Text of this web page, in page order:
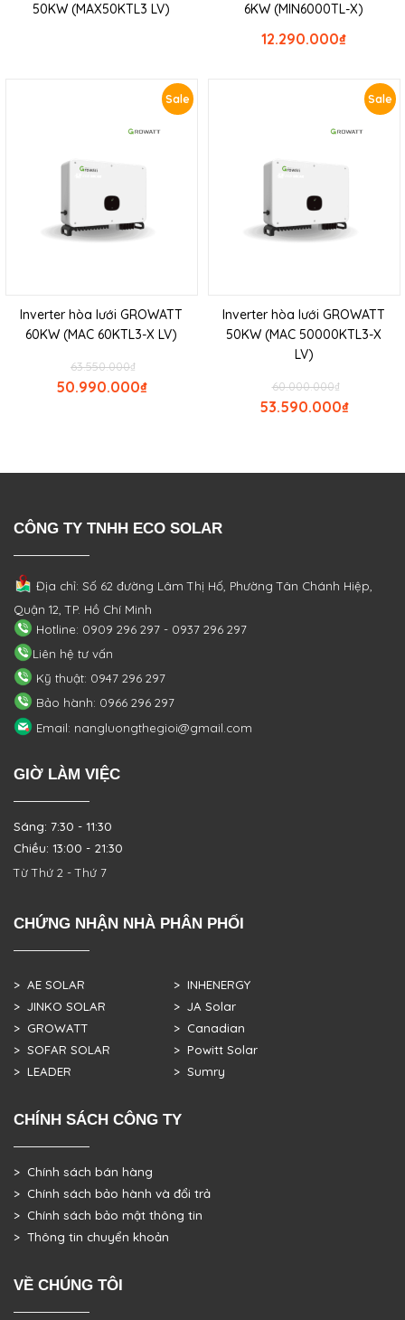
50KW (MAX50KTL3 LV)
6KW (MIN6000TL-X)
₫
12.290.000
Sale
Inverter hòa lưới GROWATT
60KW (MAC 60KTL3-X LV)
₫
63.550.000
₫
50.990.000
Sale
Inverter hòa lưới GROWATT
50KW (MAC 50000KTL3-X
LV)
₫
60.000.000
₫
53.590.000
CÔNG TY TNHH ECO SOLAR
Địa chỉ: Số 62 đường Lâm Thị Hố, PhườngTân Chánh Hiệp,
Quận 12, TP. Hồ Chí Minh
Hotline: 0909 296 297 - 0937 296 297
Liên hệ tư vấn
Kỹ thuật: 0947 296 297
Bảo hành: 0966 296 297
Email: nangluongthegioi@gmail.com
GIỜ LÀM VIỆC
Sáng: 7:30 - 11:30
Chiều: 13:00 - 21:30
Từ Thứ 2 - Thứ 7
CHỨNG NHẬN NHÀ PHÂN PHỐI
> AE SOLAR
> JINKO SOLAR
> GROWATT
> SOFAR SOLAR
> LEADER
> INHENERGY
> JA Solar
> Canadian
> Powitt Solar
> Sumry
CHÍNH SÁCH CÔNG TY
> Chính sách bán hàng
> Chính sách bảo hành và đổi trả
> Chính sách bảo mật thông tin
> Thông tin chuyển khoản
VỀ CHÚNG TÔI